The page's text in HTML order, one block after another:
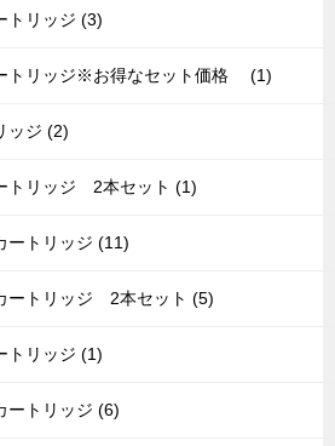
トリッジ (3)
トリッジ※お得なセット価格 (1)
ッジ (2)
トリッジ 2本セット (1)
ートリッジ (11)
ートリッジ 2本セット (5)
トリッジ (1)
ートリッジ (6)